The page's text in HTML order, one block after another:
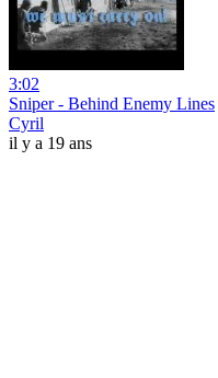
3:02
Sniper - Behind Enemy Lines
Cyril
il y a 19 ans